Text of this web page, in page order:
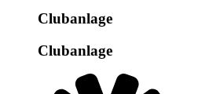
Clubanlage
Clubanlage